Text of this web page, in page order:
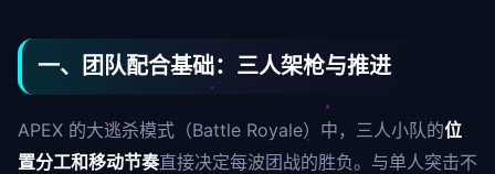
一、团队配合基础：三人架枪与推进
APEX 的大逃杀模式（Battle Royale）中，三人小队的位
置分工和移动节奏直接决定每波团战的胜负。与单人突击不